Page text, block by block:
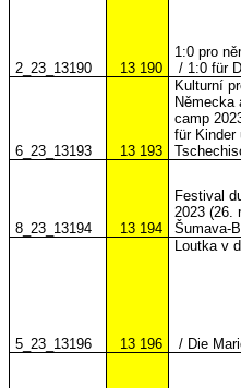
2_23_13190 13 190
1:0 pro
/ 1:0 für
6_23_13193 13 193
Kulturní
Německa
camp
für Kinder
8_23_13194 13 194
Festival
2023 (26.
Šumava-
5_23_13196 13 196
Loutka v
/ Die